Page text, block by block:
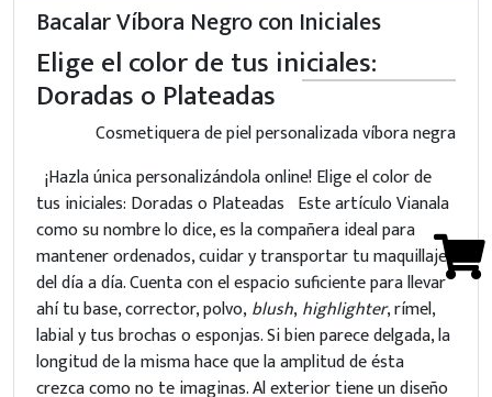
Bacalar Víbora Negro con Iniciales
Elige el color de tus iniciales:
Doradas o Plateadas
Cosmetiquera de piel personalizada víbora negra
¡Hazla única personalizándola online! Elige el color de
tus iniciales: Doradas o Plateadas Este artículo Vianala
como su nombre lo dice, es la compañera ideal para
mantener ordenados, cuidar y transportar tu maquillaje
del día a día. Cuenta con el espacio suficiente para llevar
ahí tu base, corrector, polvo,blush,highlighter, rímel,
labial y tus brochas o esponjas. Si bien parece delgada, la
longitud de la misma hace que la amplitud de ésta
crezca como no te imaginas. Al exterior tiene un diseño